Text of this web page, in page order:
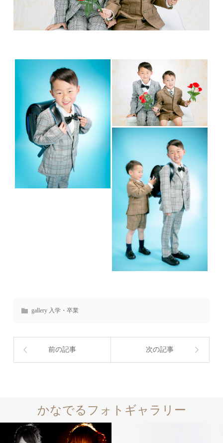
gallery 入学・卒業
前の記事 次の記事
かなでるフォトギャラリー